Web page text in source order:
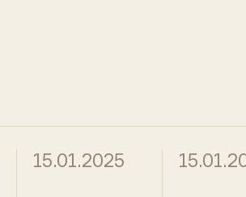
15.01.2025